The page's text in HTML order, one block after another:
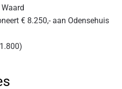
€ 8.250,- aan Odensehuis